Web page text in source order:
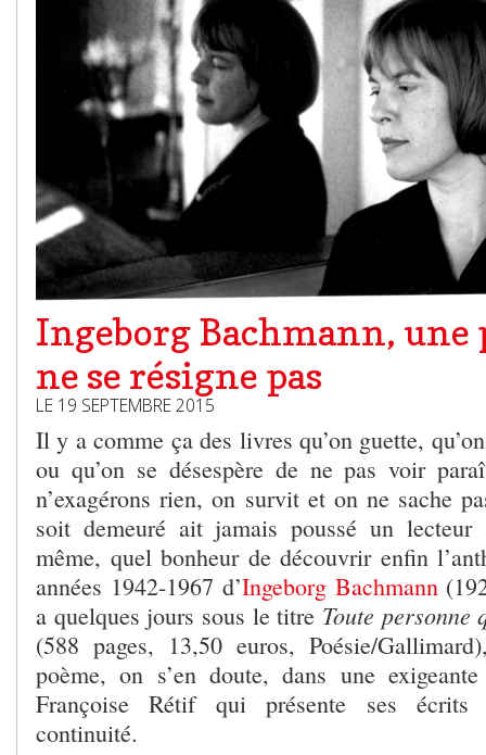
Ingeborg Bachmann, une
ne se résigne pas
LE 19 SEPTEMBRE 2015
Il y a comme ça des livres qu’on guette,
ou qu’on se désespère de ne pas voir
n’exagérons rien, on survit et on ne sache
soit demeuré ait jamais poussé un
même, quel bonheur de découvrir enfin
années 1942-1967 d’Ingeborg Bachmann
a quelques jours sous le titre Toute personne
(588 pages, 13,50 euros, Poésie/
poème, on s’en doute, dans une
Françoise Rétif qui présente ses
continuité.